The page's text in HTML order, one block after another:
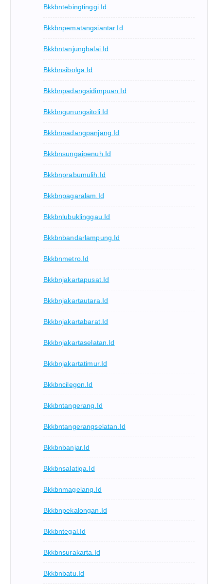
Bkkbntebingtinggi.id
Bkkbnpematangsiantar.id
Bkkbntanjungbalai.id
Bkkbnsibolga.id
Bkkbnpadangsidimpuan.id
Bkkbngunungsitoli.id
Bkkbnpadangpanjang.id
Bkkbnsungaipenuh.id
Bkkbnprabumulih.id
Bkkbnpagaralam.id
Bkkbnlubuklinggau.id
Bkkbnbandarlampung.id
Bkkbnmetro.id
Bkkbnjakartapusat.id
Bkkbnjakartautara.id
Bkkbnjakartabarat.id
Bkkbnjakartaselatan.id
Bkkbnjakartatimur.id
Bkkbncilegon.id
Bkkbntangerang.id
Bkkbntangerangselatan.id
Bkkbnbanjar.id
Bkkbnsalatiga.id
Bkkbnmagelang.id
Bkkbnpekalongan.id
Bkkbntegal.id
Bkkbnsurakarta.id
Bkkbnbatu.id